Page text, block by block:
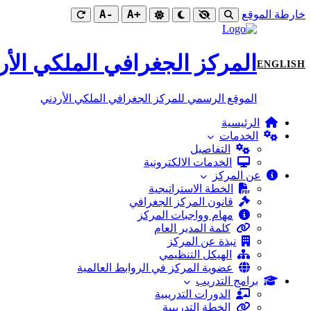
خارطة الموقع +A
-A
ENGLISH المركز الجغرافي الملكي
الموقع الرسمي للمركز الجغرافي الملكي الأردني
الرئيسية
الخدمات
التفاصيل
الخدمات الالكترونية
عن المركز
الخطة الاستراتيجية
قانون المركز الجغرافي
مهام وواجبات المركز
كلمة المدير العام
نبذة عن المركز
الهيكل التنظيمي
عضوية المركز في الروابط العالمية
برامج التدريب
الدورات التدريبية
الخطة التدريبية